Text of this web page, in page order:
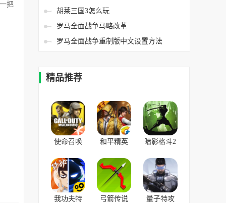
胡莱三国3怎么玩
罗马全面战争马略改革
罗马全面战争重制版中文设置方法
精品推荐
使命召唤
卓版
和平精英
卓官方版
暗影格斗2
v2.12.0安
卓版
我功夫特
弓箭传说
量子特攻
把